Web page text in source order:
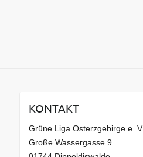
KONTAKT
Grüne Liga Osterzgebirge e. V.
Große Wassergasse 9